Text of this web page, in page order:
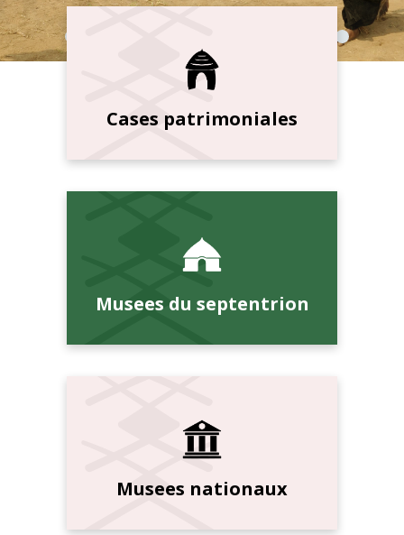
Cases patrimoniales
Musees du septentrion
Musees nationaux